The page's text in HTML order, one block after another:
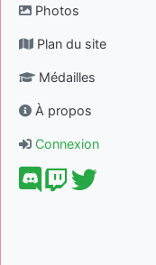
Photos
Plan du site
Médailles
À propos
Connexion